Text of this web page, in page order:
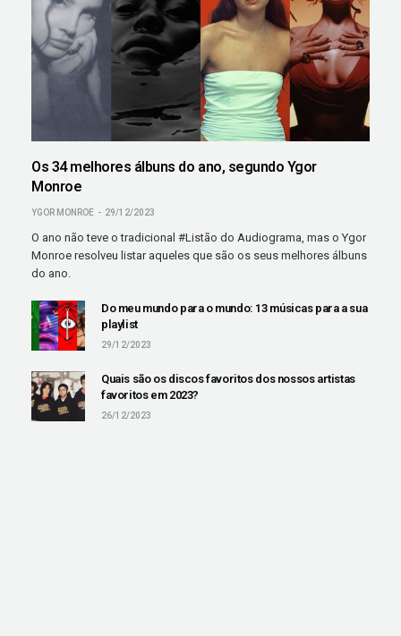
Os 34 melhores álbuns do ano, segundo Ygor
Monroe
YGOR MONROE 29/12/2023
O ano não teve o tradicional #Listão do Audiograma, mas o Ygor
Monroe resolveu listar aqueles que são os seus melhores álbuns
do ano.
Do meu mundo para o mundo: 13 músicas para a sua
playlist
29/12/2023
Quais são os discos favoritos dos nossos artistas
favoritos em 2023?
26/12/2023